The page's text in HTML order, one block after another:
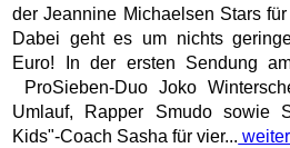
der Jeannine Michaelsen Stars
Dabei geht es um nichts
Euro! In der ersten Sendung
ProSieben-Duo Joko
Umlauf, Rapper Smudo sowie
Kids"-Coach Sasha für vier...